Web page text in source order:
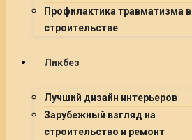
Профилактика травматизма в
строительстве
Ликбез
Лучший дизайн интерьеров
Зарубежный взгляд на
строительство и ремонт